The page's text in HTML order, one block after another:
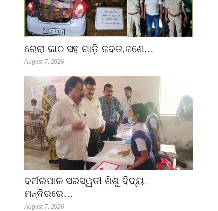
ଚୋରା କାଠ ସହ ଗାଡ଼ି ଜବତ,ଜଣେ…
August 7, 2026
ବଅଁରପାଳ ସରସ୍ୱତୀ ଶିଶୁ ବିଦ୍ୟା
ମନ୍ଦିରରେ…
August 7, 2026